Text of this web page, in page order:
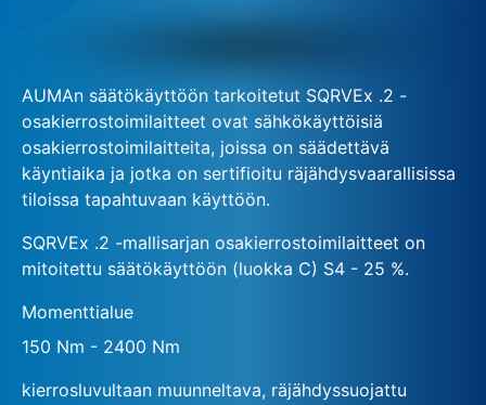
AUMAn säätökäyttöön tarkoitetut SQRVEx .2 -
osakierrostoimilaitteet ovat sähkökäyttöisiä
osakierrostoimilaitteita, joissa on säädettävä
käyntiaika ja jotka on sertifioitu räjähdysvaarallisissa
tiloissa tapahtuvaan käyttöön.
SQRVEx .2 -mallisarjan osakierrostoimilaitteet on
mitoitettu säätökäyttöön (luokka C) S4 - 25 %.
Momenttialue
150 Nm - 2400 Nm
kierrosluvultaan muunneltava, räjähdyssuojattu